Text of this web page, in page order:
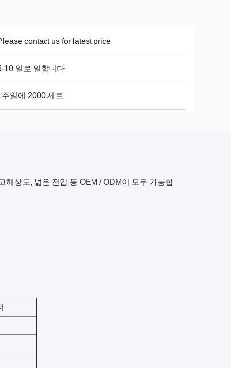
contact us for latest price
10 일로 일합니다
주일에 2000 세트
해상도, 넓은 전압 등 OEM / ODM이 모두 가능합